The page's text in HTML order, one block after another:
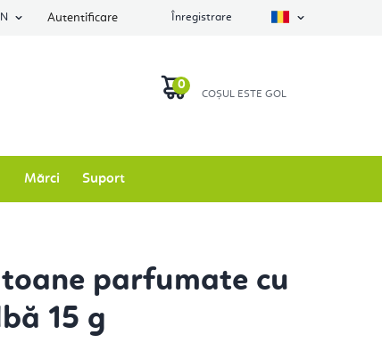
Autentificare Înregistrare
DE
CUMPĂRĂTURI
Mărci Suport
parfumate cu
15 g